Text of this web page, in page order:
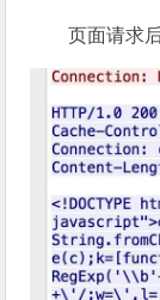
页面请求